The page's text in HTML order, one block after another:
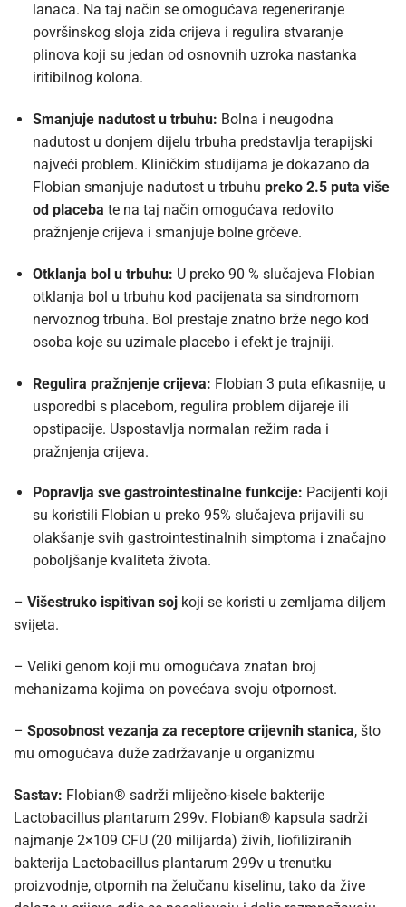
lanaca. Na taj način se omogućava regeneriranje
površinskog sloja zida crijeva i regulira stvaranje
plinova koji su jedan od osnovnih uzroka nastanka
iritibilnog kolona.
Smanjuje nadutost u trbuhu: Bolna i neugodna
nadutost u donjem dijelu trbuha predstavlja terapijski
najveći problem. Kliničkim studijama je dokazano da
Flobian smanjuje nadutost u trbuhu preko 2.5 puta više
od placeba te na taj način omogućava redovito
pražnjenje crijeva i smanjuje bolne grčeve.
Otklanja bol u trbuhu: U preko 90 % slučajeva Flobian
otklanja bol u trbuhu kod pacijenata sa sindromom
nervoznog trbuha. Bol prestaje znatno brže nego kod
osoba koje su uzimale placebo i efekt je trajniji.
Regulira pražnjenje crijeva: Flobian 3 puta efikasnije, u
usporedbi s placebom, regulira problem dijareje ili
opstipacije. Uspostavlja normalan režim rada i
pražnjenja crijeva.
Popravlja sve gastrointestinalne funkcije: Pacijenti koji
su koristili Flobian u preko 95% slučajeva prijavili su
olakšanje svih gastrointestinalnih simptoma i značajno
poboljšanje kvaliteta života.
– Višestruko ispitivan soj koji se koristi u zemljama diljem
svijeta.
– Veliki genom koji mu omogućava znatan broj
mehanizama kojima on povećava svoju otpornost.
– Sposobnost vezanja za receptore crijevnih stanica, što
mu omogućava duže zadržavanje u organizmu
Sastav: Flobian® sadrži mliječno-kisele bakterije
Lactobacillus plantarum 299v. Flobian® kapsula sadrži
najmanje 2×109 CFU (20 milijarda) živih, liofiliziranih
bakterija Lactobacillus plantarum 299v u trenutku
proizvodnje, otpornih na želučanu kiselinu, tako da žive